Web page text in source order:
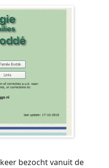
keer bezocht vanuit de